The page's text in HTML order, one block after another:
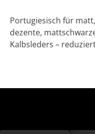
Portugiesisch für
dezente,
Kalbsleders –